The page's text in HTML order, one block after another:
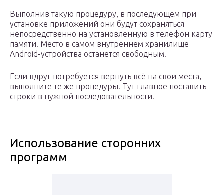
Выполнив такую процедуру, в последующем при
установке приложений они будут сохраняться
непосредственно на установленную в телефон карту
памяти. Место в самом внутреннем хранилище
Android-устройства останется свободным.
Если вдруг потребуется вернуть всё на свои места,
выполните те же процедуры. Тут главное поставить
строки в нужной последовательности.
Использование сторонних
программ